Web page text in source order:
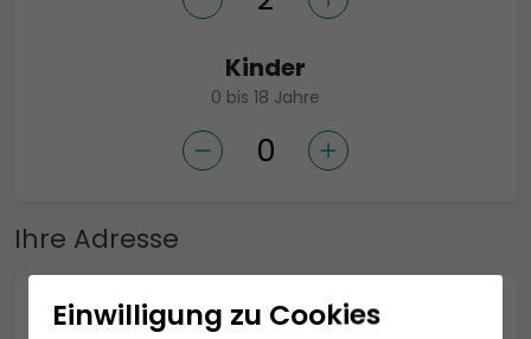
Kinder
0 bis 18 Jahre
Ihre Adresse
Anrede *
Einwilligung zu Cookies